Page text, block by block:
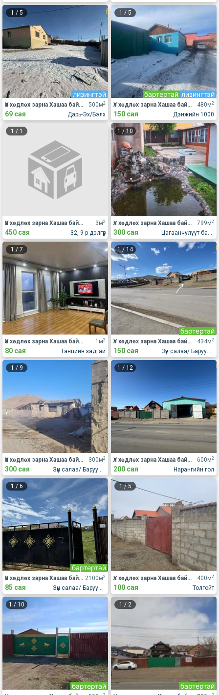
1 / 5
лизингтэй
500м2
Дарь-Эх/Бэлх
Үл хөдлөх зарна Хашаа байшин
69 сая
1 / 5
лизингтэй
бартертай
480м2
Дэнжийн 1000
Үл хөдлөх зарна Хашаа байшин
150 сая
1 / 1
3м2
32, 9-р дэлгүүр
Үл хөдлөх зарна Хашаа байшин
450 сая
1 / 10
799м2
Цагаанчулуут баг 26-08 тоот
Үл хөдлөх зарна Хашаа байшин
300 сая
1 / 7
1м2
Ганцийн задгай
Үл хөдлөх зарна Хашаа байшин
80 сая
1/ 14
бартертай
434м2
Зүүн салаа/ Баруун салаа
Үл хөдлөх зарна Хашаа байшин
150 сая
1 / 9
300м2
Зүүн салаа/ Баруун салаа
Үл хөдлөх зарна Хашаа байшин
300 сая
1 / 12
600м2
Нарангийн гол
Үл хөдлөх зарна Хашаа байшин
200 сая
1 / 6
бартертай
2100м2
Зүүн салаа/ Баруун салаа
Үл хөдлөх зарна Хашаа байшин
85 сая
1 /5
400м2
Толгойт
Үл хөдлөх зарна Хашаа байшин
100 сая
1 / 10
бартертай
1 / 2
бартертай